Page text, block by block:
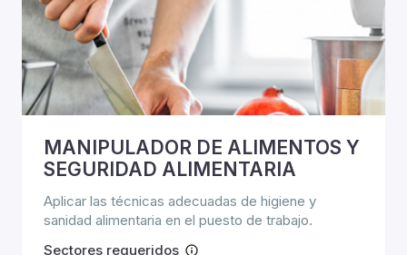
MANIPULADOR DE ALIMENTOS Y
SEGURIDAD ALIMENTARIA
Aplicar las técnicas adecuadas de higiene y
sanidad alimentaria en el puesto de trabajo.
Sectores requeridos